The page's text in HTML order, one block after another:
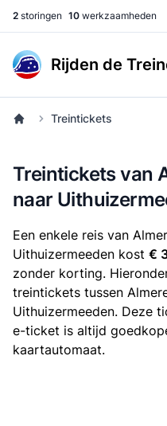
2 storingen 10 werkzaamheden
Rijden de
Treintickets
Treintickets van
naar
Een enkele reis van
Uithuizermeeden kost €
zonder korting.
treintickets tussen
Uithuizermeeden. Deze
e-ticket is altijd
kaartautomaat.